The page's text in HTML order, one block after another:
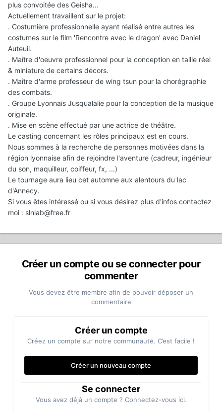
plus convoitée des Geisha...
Actuellement travaillent sur le projet:
. Costumière professionnelle ayant réalisé entre autres les
costumes sur le film 'Rencontre avec le dragon' avec Daniel
Auteuil.
. Maître d'oeuvre professionnel pour la conception en taille réel
& miniature de certains décors.
. Maître d'arme professeur de wing tsun pour la chorégraphie
des combats.
. Groupe Lyonnais Jusqualalie pour la conception de la musique
originale.
. Mise en scène effectué par une actrice de théâtre.
Le casting concernant les rôles principaux est en cours.
Nous sommes à la recherche de personnes motivées dans la
région lyonnaise afin de rejoindre l'aventure (cadreur, ingénieur
du son, maquilleur, coiffeur, fx, ...)
Le tournage aura lieu cet automne aux alentours du lac
d'Annecy.
Si vous êtes intéressé ou si vous désirez plus d'infos contactez
moi : slnlab@free.fr
Créer un compte ou se connecter pour
commenter
Vous devez être membre afin de pouvoir déposer un
commentaire
Créer un compte
Créez un compte sur notre communauté. C’est facile !
Créer un nouveau compte
Se connecter
Vous avez déjà un compte ? Connectez-vous ici.